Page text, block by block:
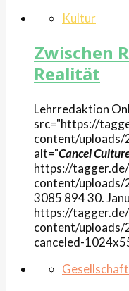
Kultur
Zwischen
Realität
Lehrredaktion
src="https://
content/uploads/
alt="Cancel
https://
content/uploads/
3085 89430.
https://
content/
canceled-
Gesellschaft